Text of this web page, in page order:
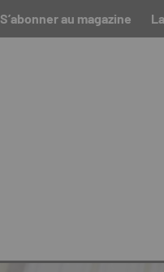
S’abonner au magazine